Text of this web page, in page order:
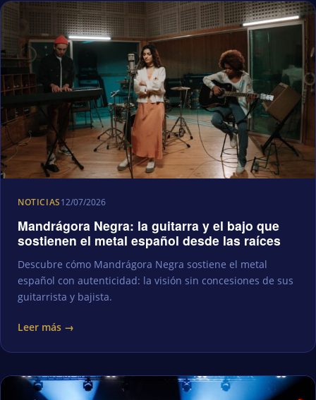
NOTICIAS12/07/2026
Mandrágora Negra: la guitarra y el bajo que
sostienen el metal español desde las raíces
Descubre cómo Mandrágora Negra sostiene el metal
español con autenticidad: la visión sin concesiones de sus
guitarrista y bajista.
Leer más →